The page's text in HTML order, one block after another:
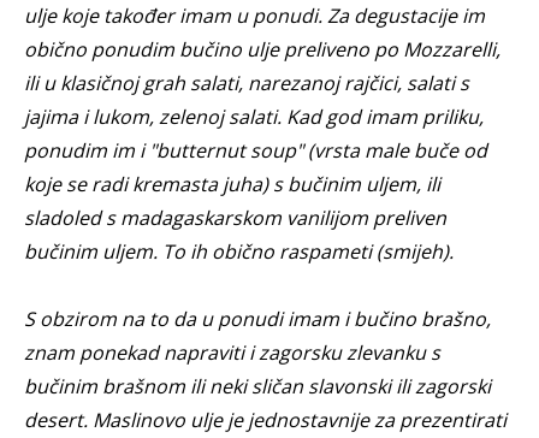
ulje koje također imam u ponudi. Za degustacije im
obično ponudim bučino ulje preliveno po Mozzarelli,
ili u klasičnoj grah salati, narezanoj rajčici, salati s
jajima i lukom, zelenoj salati. Kad god imam priliku,
ponudim im i "butternut soup" (vrsta male buče od
koje se radi kremasta juha) s bučinim uljem, ili
sladoled s madagaskarskom vanilijom preliven
bučinim uljem. To ih obično raspameti (smijeh).
S obzirom na to da u ponudi imam i bučino brašno,
znam ponekad napraviti i zagorsku zlevanku s
bučinim brašnom ili neki sličan slavonski ili zagorski
desert. Maslinovo ulje je jednostavnije za prezentirati